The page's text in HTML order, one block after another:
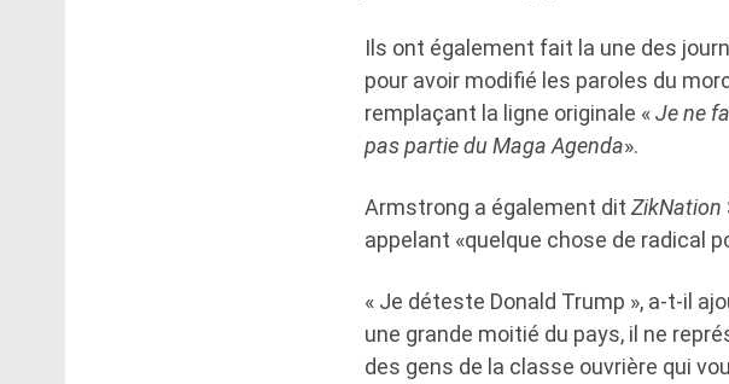
Ils ont également fait la une des
pour avoir modifié les paroles du
remplaçant la ligne originale «Je ne
pas partie du Maga Agenda».
Armstrong a également dit ZikNation
appelant «quelque chose de radical
« Je déteste Donald Trump », a-t-il
une grande moitié du pays, il ne
des gens de la classe ouvrière qui